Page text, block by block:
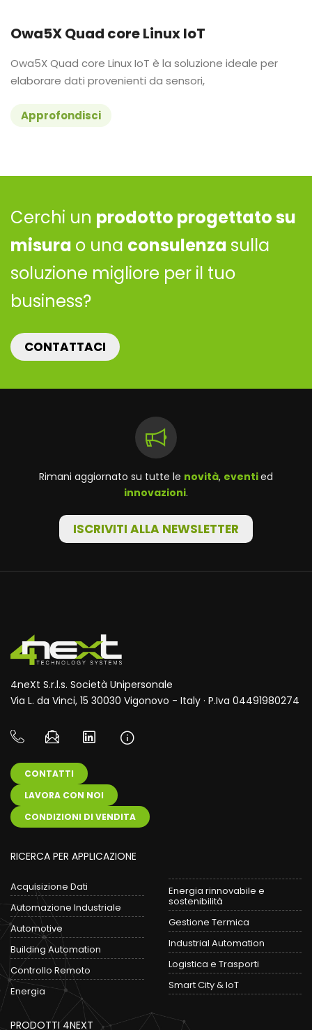
Owa5X Quad core Linux IoT
Owa5X Quad core Linux IoT è la soluzione ideale per
elaborare dati provenienti da sensori,
Approfondisci
Cerchi un prodotto progettato su
misura o una consulenza sulla
soluzione migliore per il tuo
business?
CONTATTACI
Rimani aggiornato su tutte le novità, eventied
innovazioni.
ISCRIVITI ALLA NEWSLETTER
4neXt S.r.l.s. Società Unipersonale
Via L. da Vinci, 15 30030 Vigonovo - Italy · P.Iva 04491980274
CONTATTI
LAVORA CON NOI
CONDIZIONI DI VENDITA
RICERCA PER APPLICAZIONE
Acquisizione Dati
Automazione Industriale
Automotive
Building Automation
Controllo Remoto
Energia
Energia rinnovabile e
sostenibilità
Gestione Termica
Industrial Automation
Logistica e Trasporti
Smart City & IoT
PRODOTTI 4NEXT